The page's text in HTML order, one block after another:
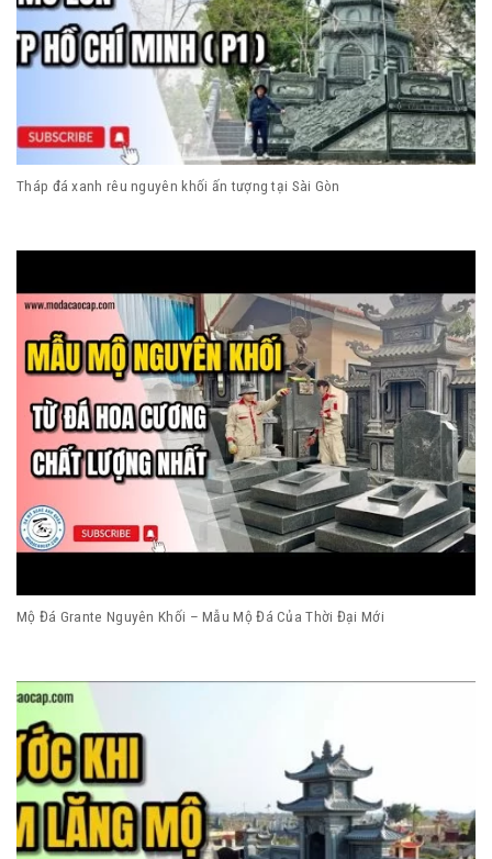
Tháp đá xanh rêu nguyên khối ấn tượng tại Sài Gòn
Mộ Đá Grante Nguyên Khối – Mẫu Mộ Đá Của Thời Đại Mới